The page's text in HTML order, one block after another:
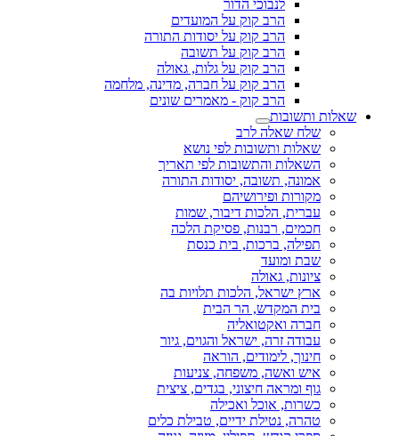
לנבוכי הדור
הרב קוק על המועדים
הרב קוק על יסודות התורה
הרב קוק על תשובה
הרב קוק על גלות, גאולה
הרב קוק על חברה, מדינה, מלחמה
הרב קוק - מאמרים שונים
שאלות ותשובות
שלח שאלה לרב
שאלות ותשובות לפי נושא
השאלות והתשובות לפי תאריך
אמונה, תשובה, יסודות התורה
מקורות ופירושיהם
עברית, הלכות דיבור, שמות
חכמים, רבנות, פסיקת הלכה
תפילה, ברכות, בית כנסת
שבת ומועד
ציונות, גאולה
ארץ ישראל, הלכות תלויות בה
בית המקדש, הר הבית
חברה ואקטואליה
עבודה זרה, ישראל והגוים, גיור
חינוך, לימודים, הוראה
איש ואשה, משפחה, צניעות
גוף ומראה חיצוני, בגדים, ציצית
כשרות, אוכל ואכילה
טהרה, נטילת ידיים, טבילת כלים